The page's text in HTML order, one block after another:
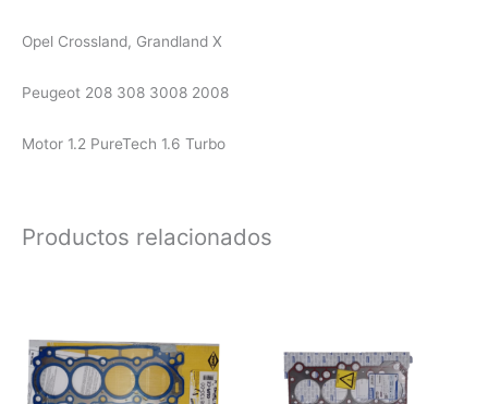
Opel Crossland, Grandland X
Peugeot 208 308 3008 2008
Motor 1.2 PureTech 1.6 Turbo
Productos relacionados